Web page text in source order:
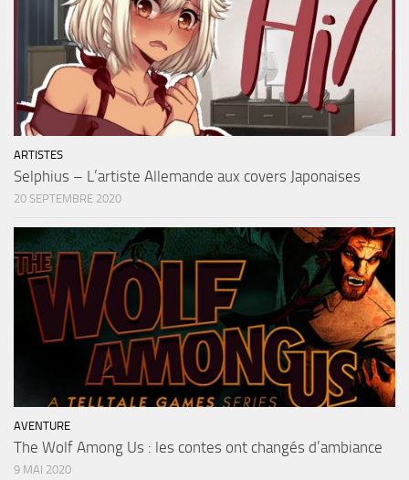
ARTISTES
Selphius – L’artiste Allemande aux covers Japonaises
20 SEPTEMBRE 2020
AVENTURE
The Wolf Among Us : les contes ont changés d’ambiance
9 MAI 2020